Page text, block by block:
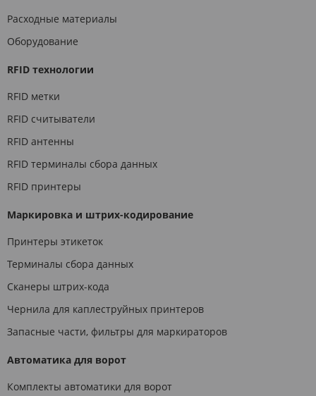
Расходные материалы
Оборудование
RFID технологии
RFID метки
RFID считыватели
RFID антенны
RFID терминалы сбора данных
RFID принтеры
Маркировка и штрих-кодирование
Принтеры этикеток
Терминалы сбора данных
Сканеры штрих-кода
Чернила для каплеструйных принтеров
Запасные части, фильтры для маркираторов
Автоматика для ворот
Комплекты автоматики для ворот